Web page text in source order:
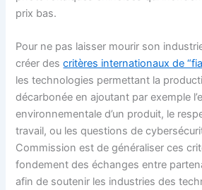
prix bas.
Pour ne pas laisser mourir son
créer descritères internationaux de
les technologies permettant la
décarbonée en ajoutant par exemple
environnementale d’un produit, le
travail, ou les questions de
Commission est de généraliser ces
fondement des échanges entre
afin de soutenir les industries des